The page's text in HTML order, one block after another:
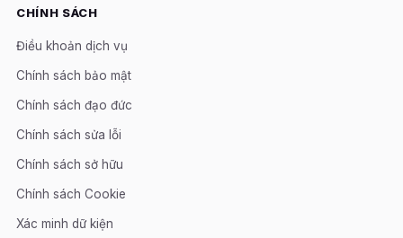
CHÍNH SÁCH
Điều khoản dịch vụ
Chính sách bảo mật
Chính sách đạo đức
Chính sách sửa lỗi
Chính sách sở hữu
Chính sách Cookie
Xác minh dữ kiện